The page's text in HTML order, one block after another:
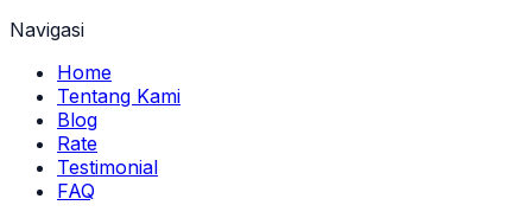
Navigasi
Home
Tentang Kami
Blog
Rate
Testimonial
FAQ